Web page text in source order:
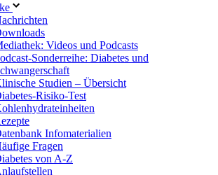
Videos und Podcasts
Sonderreihe: Diabetes und
Studien – Übersicht
Risiko-Test
Infomaterialien
Fragen
von A-Z